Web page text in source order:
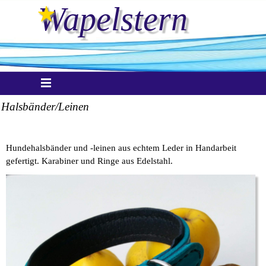
Direkt zum Seiteninhalt
Wapelstern
Halsbänder/Leinen
Hundehalsbänder und -leinen aus echtem Leder in Handarbeit
gefertigt. Karabiner und Ringe aus Edelstahl.